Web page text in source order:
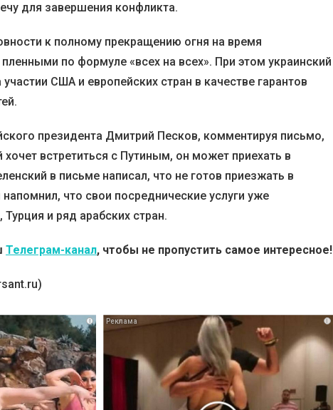
для завершения конфликта.
к полному прекращению огня на время
по формуле «всех на всех». При этом украинский
участии США и европейских стран в качестве гарантов
президента Дмитрий Песков, комментируя письмо,
хочет встретиться с Путиным, он может приехать в
в письме написал, что не готов приезжать в
что свои посреднические услуги уже
и ряд арабских стран.
Телеграм-канал, чтобы не пропустить самое интересное!
i i